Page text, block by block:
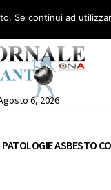
civile, penale e lavoro
6, 2026
PATOLOGIE ASBESTO
Se continui ad